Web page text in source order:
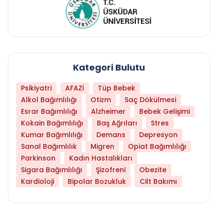
Kategori Bulutu
Psikiyatri AFAZİ
Tüp Bebek
Alkol Bağımlılığı
Otizm
Saç Dökülmesi
Esrar Bağımlılığı
Alzheimer
Bebek Gelişimi
Kokain Bağımlılığı
Baş Ağrıları
Stres
Kumar Bağımlılığı
Demans
Depresyon
Sanal Bağımlılık
Migren
Opiat Bağımlılığı
Parkinson
Kadın Hastalıkları
Sigara Bağımlılığı
Şizofreni
Obezite
Kardioloji
Bipolar Bozukluk Cilt Bakımı